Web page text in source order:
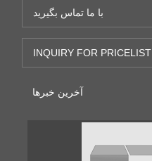
با ما تماس بگیرید
INQUIRY FOR PRICELIST
آخرین خبرها